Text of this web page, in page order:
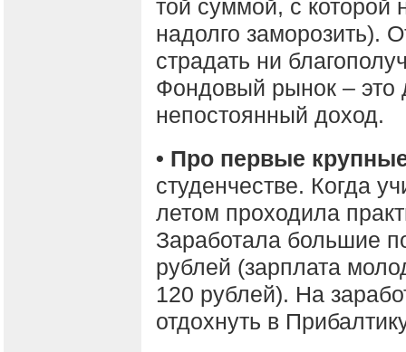
той суммой, с которой
надолго
страдать ни
Фондовый рынок –
непостоянный доход.
• Про первые
студенчестве. Когда
летом проходила
Заработала большие
рублей (зарплата
120 рублей). На
отдохнуть в